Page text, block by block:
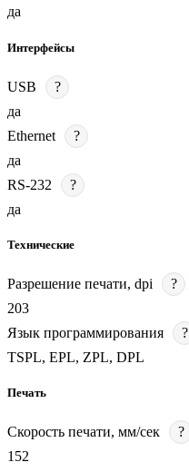
да
Интерфейсы
USB
?
да
Ethernet
?
да
RS-232
?
да
Технические
Разрешение печати, dpi
?
203
Язык программирования
?
TSPL, EPL, ZPL, DPL
Печать
Скорость печати, мм/сек
?
152